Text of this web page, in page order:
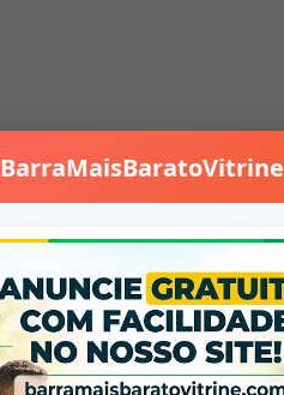
BarraMaisBaratoVitrine
Falar no WhatsApp